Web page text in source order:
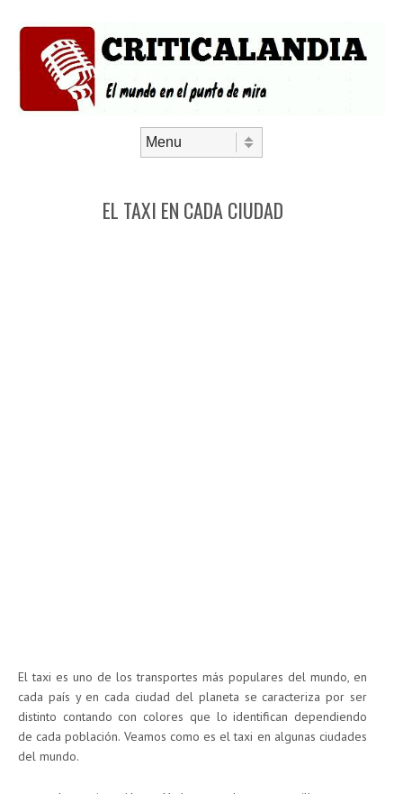
EL TAXI EN CADA CIUDAD
El taxi es uno de los transportes más populares del mundo, en
cada país y en cada ciudad del planeta se caracteriza por ser
distinto contando con colores que lo identifican dependiendo
de cada población. Veamos como es el taxi en algunas ciudades
del mundo.